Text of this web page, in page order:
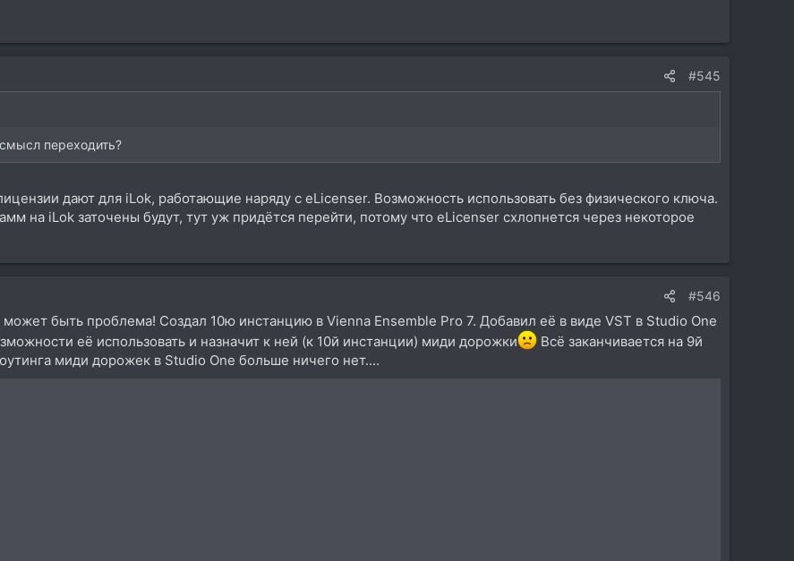
#545
переходить?
дают для iLok, работающие наряду с eLicenser. Возможность использовать без физического ключа.
на iLok заточены будут, тут уж придётся перейти, потому что eLicenser схлопнется через некоторое
#546
быть проблема! Создал 10ю инстанцию в Vienna Ensemble Pro 7. Добавил её в виде VST в Studio One
её использовать и назначит к ней (к 10й инстанции) миди дорожки
Всё заканчивается на 9й
миди дорожек в Studio One больше ничего нет....